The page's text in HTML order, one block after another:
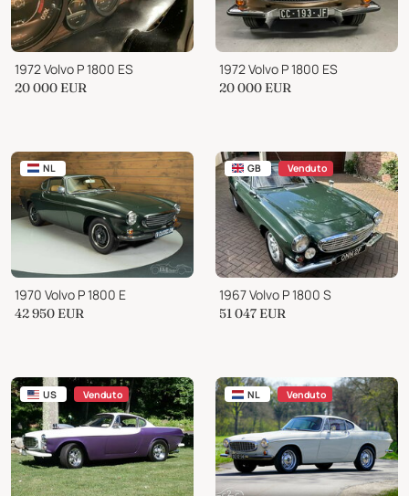
1972 Volvo P 1800 ES
20 000 EUR
1972 Volvo P 1800 ES
20 000 EUR
NL
1970 Volvo P 1800 E
42 950 EUR
GB Venduto
1967 Volvo P 1800 S
51 047 EUR
US Venduto NL Venduto